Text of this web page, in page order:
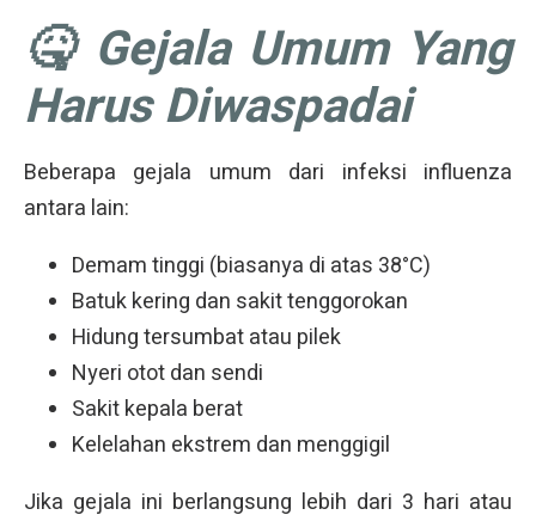
🤒 Gejala Umum Yang
Harus Diwaspadai
Beberapa gejala umum dari infeksi influenza
antara lain:
Demam tinggi (biasanya di atas 38°C)
Batuk kering dan sakit tenggorokan
Hidung tersumbat atau pilek
Nyeri otot dan sendi
Sakit kepala berat
Kelelahan ekstrem dan menggigil
Jika gejala ini berlangsung lebih dari 3 hari atau